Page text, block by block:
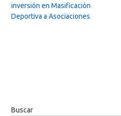
navigation
inversión en Masificación
Deportiva a Asociaciones
Buscar